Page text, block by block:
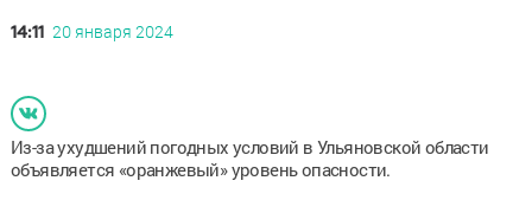
14:11 20 января 2024
Из-за ухудшений погодных условий в Ульяновской области
объявляется «оранжевый» уровень опасности.